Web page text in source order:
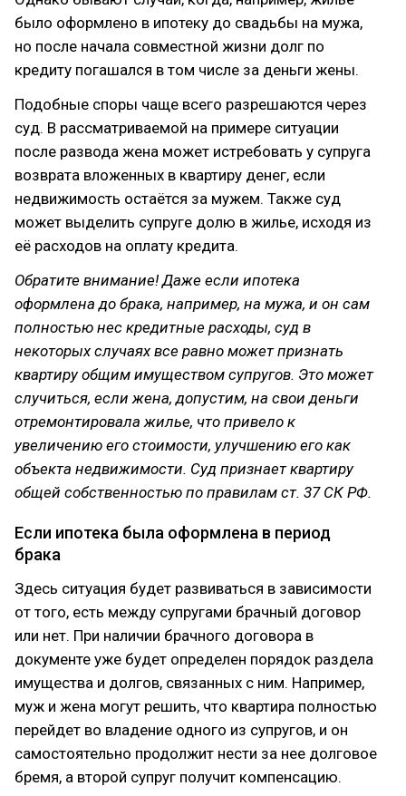
было оформлено в ипотеку до свадьбы на мужа,
но после начала совместной жизни долг по
кредиту погашался в том числе за деньги жены.
Подобные споры чаще всего разрешаются через
суд. В рассматриваемой на примере ситуации
после развода жена может истребовать у супруга
возврата вложенных в квартиру денег, если
недвижимость остаётся за мужем. Также суд
может выделить супруге долю в жилье, исходя из
её расходов на оплату кредита.
Обратите внимание! Даже если ипотека
оформлена до брака, например, на мужа, и он сам
полностью нес кредитные расходы, суд в
некоторых случаях все равно может признать
квартиру общим имуществом супругов. Это может
случиться, если жена, допустим, на свои деньги
отремонтировала жилье, что привело к
увеличению его стоимости, улучшению его как
объекта недвижимости. Суд признает квартиру
общей собственностью по правилам ст. 37 СК РФ.
Если ипотека была оформлена в период
брака
Здесь ситуация будет развиваться в зависимости
от того, есть между супругами брачный договор
или нет. При наличии брачного договора в
документе уже будет определен порядок раздела
имущества и долгов, связанных с ним. Например,
муж и жена могут решить, что квартира полностью
перейдет во владение одного из супругов, и он
самостоятельно продолжит нести за нее долговое
бремя, а второй супруг получит компенсацию.